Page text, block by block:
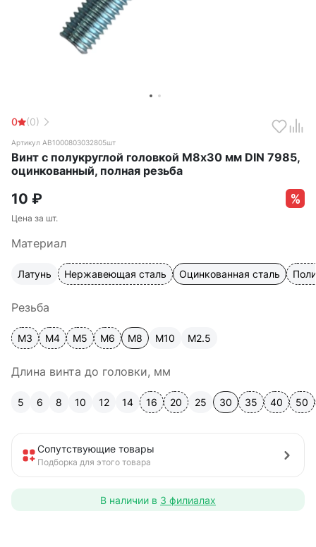
0 (0)
Артикул АВ1000803032805шт
Винт с полукруглой головкой М8х30 мм DIN 7985,
оцинкованный, полная резьба
10 ₽
Цена за шт.
Материал
Латунь Нержавеющая сталь Оцинкованная сталь
Резьба
М3 М4 М5 М6 М8 М10 М2.5
Длина винта до головки, мм
5 6 8 10 12 14 16 20 25 30 35 40 50
Сопутствующие товары
Подборка для этого товара
В наличии в 3 филиалах